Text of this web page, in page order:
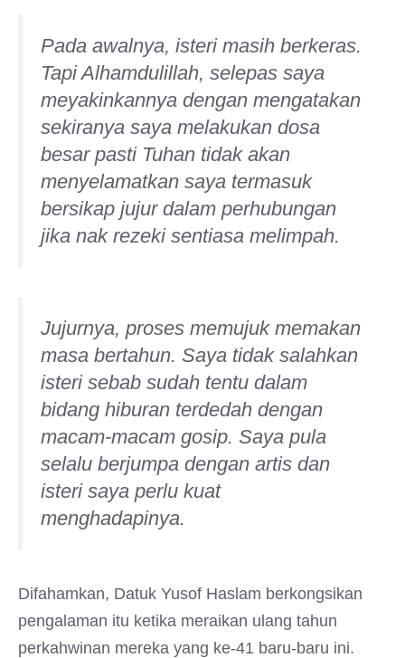
Pada awalnya, isteri masih berkeras.
Tapi Alhamdulillah, selepas saya
meyakinkannya dengan mengatakan
sekiranya saya melakukan dosa
besar pasti Tuhan tidak akan
menyelamatkan saya termasuk
bersikap jujur dalam perhubungan
jika nak rezeki sentiasa melimpah.
Jujurnya, proses memujuk memakan
masa bertahun. Saya tidak salahkan
isteri sebab sudah tentu dalam
bidang hiburan terdedah dengan
macam-macam gosip. Saya pula
selalu berjumpa dengan artis dan
isteri saya perlu kuat
menghadapinya.
Difahamkan, Datuk Yusof Haslam berkongsikan
pengalaman itu ketika meraikan ulang tahun
perkahwinan mereka yang ke-41 baru-baru ini.